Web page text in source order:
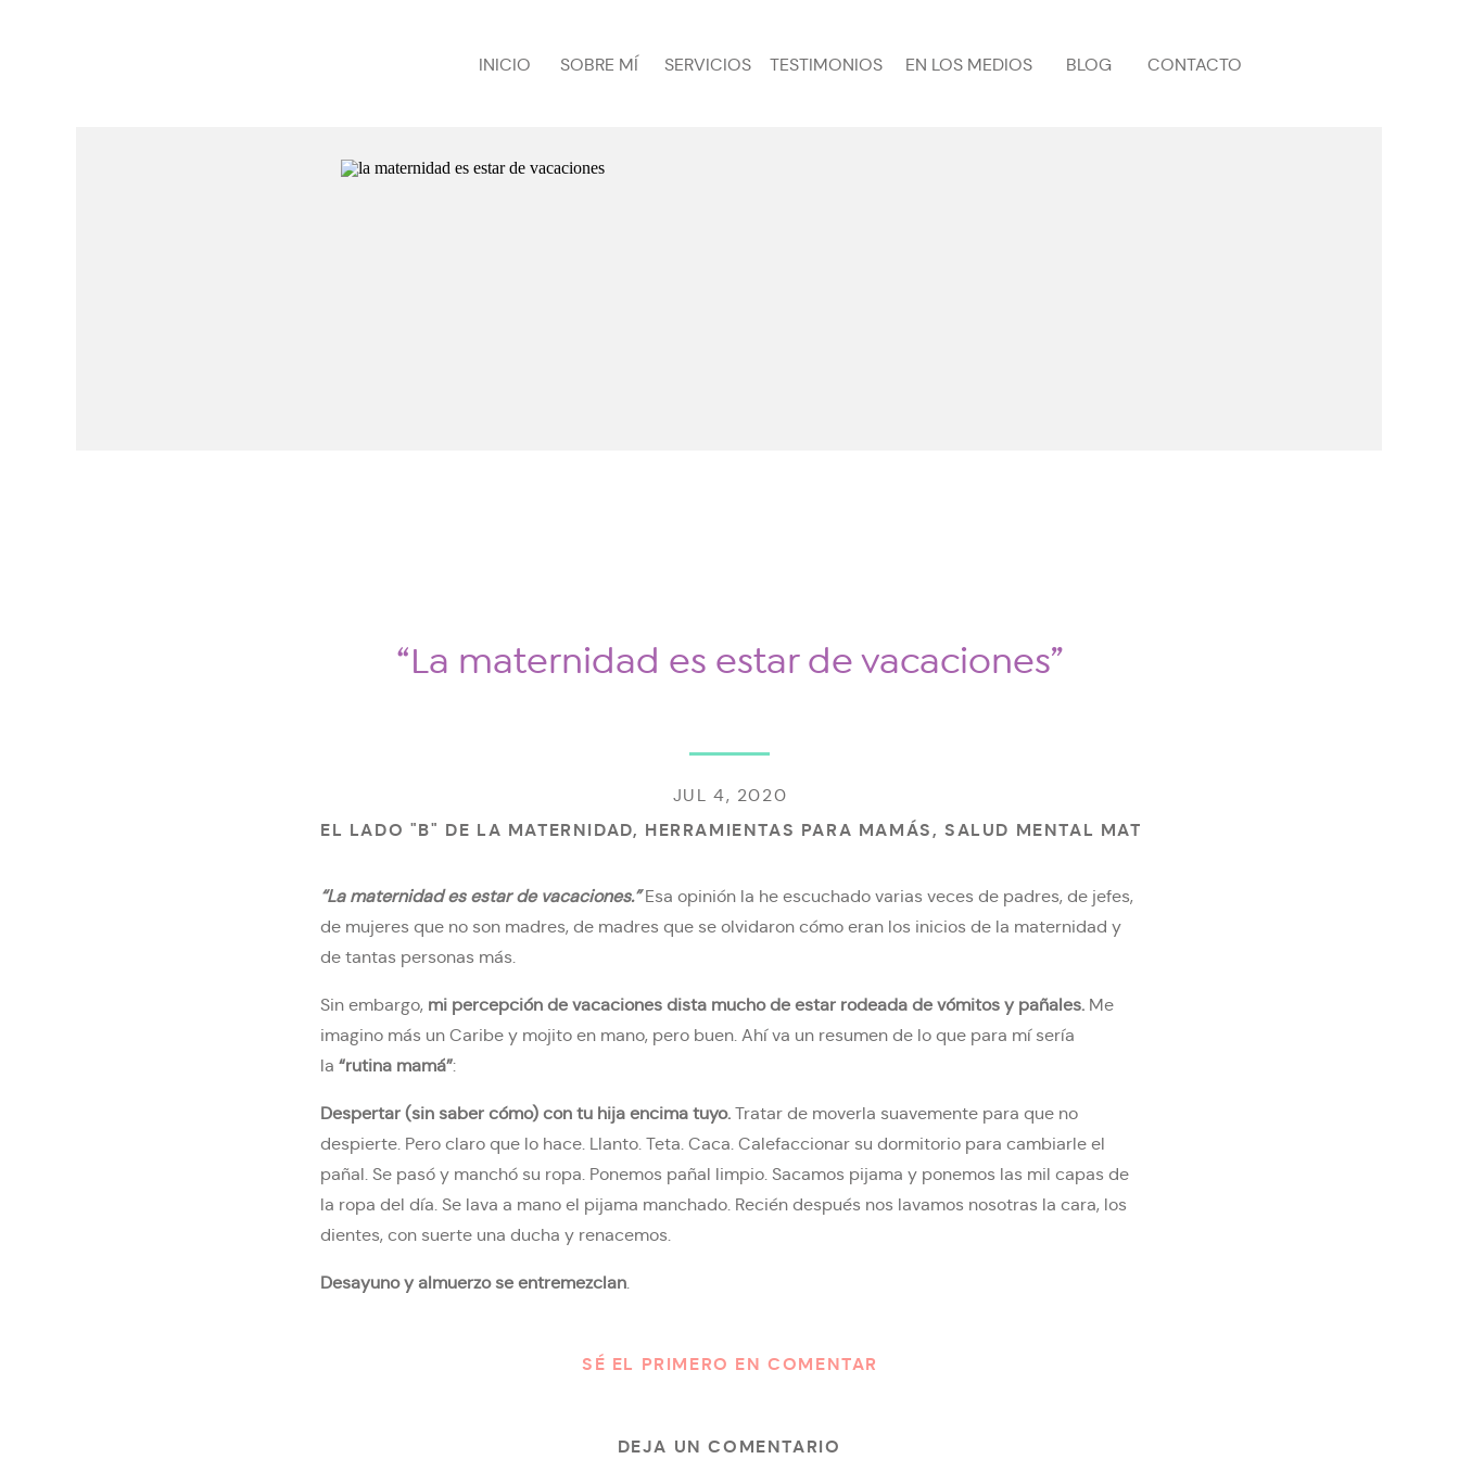
INICIO SOBRE MÍ SERVICIOS TESTIMONIOS EN LOS MEDIOS BLOG CONTACTO
“La maternidad es estar de vacaciones”
EL LADO "B" DE LA MATERNIDAD, HERRAMIENTAS PARA MAMÁS,SALUD MENTAL MATERNA
JUL 4, 2020
“La maternidad es estar de vacaciones.”Esa opinión la he escuchado varias veces de padres, de jefes,
de mujeres que no son madres, de madres que se olvidaron cómo eran los inicios de la maternidad y
de tantas personas más.
Sin embargo, mi percepción de vacaciones dista mucho de estar rodeada de vómitos y pañales. Me
imagino más un Caribe y mojito en mano, pero buen. Ahí va un resumen de lo que para mí sería
la “rutina mamá”:
Despertar (sin saber cómo) con tu hija encima tuyo. Tratar de moverla suavemente para que no
despierte. Pero claro que lo hace. Llanto. Teta. Caca. Calefaccionar su dormitorio para cambiarle el
pañal. Se pasó y manchó su ropa. Ponemos pañal limpio. Sacamos pijama y ponemos las mil capas de
la ropa del día. Se lava a mano el pijama manchado. Recién después nos lavamos nosotras la cara, los
dientes, con suerte una ducha y renacemos.
Desayuno y almuerzo se entremezclan.
Frente a esa escena sonríes automáticamente como un reflejo. Todo se ilumina.
en la ropa que no lavaste y en los platos sucios que quedaron en la cocina. Pero más piensas en el
SÉ EL PRIMERO EN COMENTAR
DEJA UN COMENTARIO